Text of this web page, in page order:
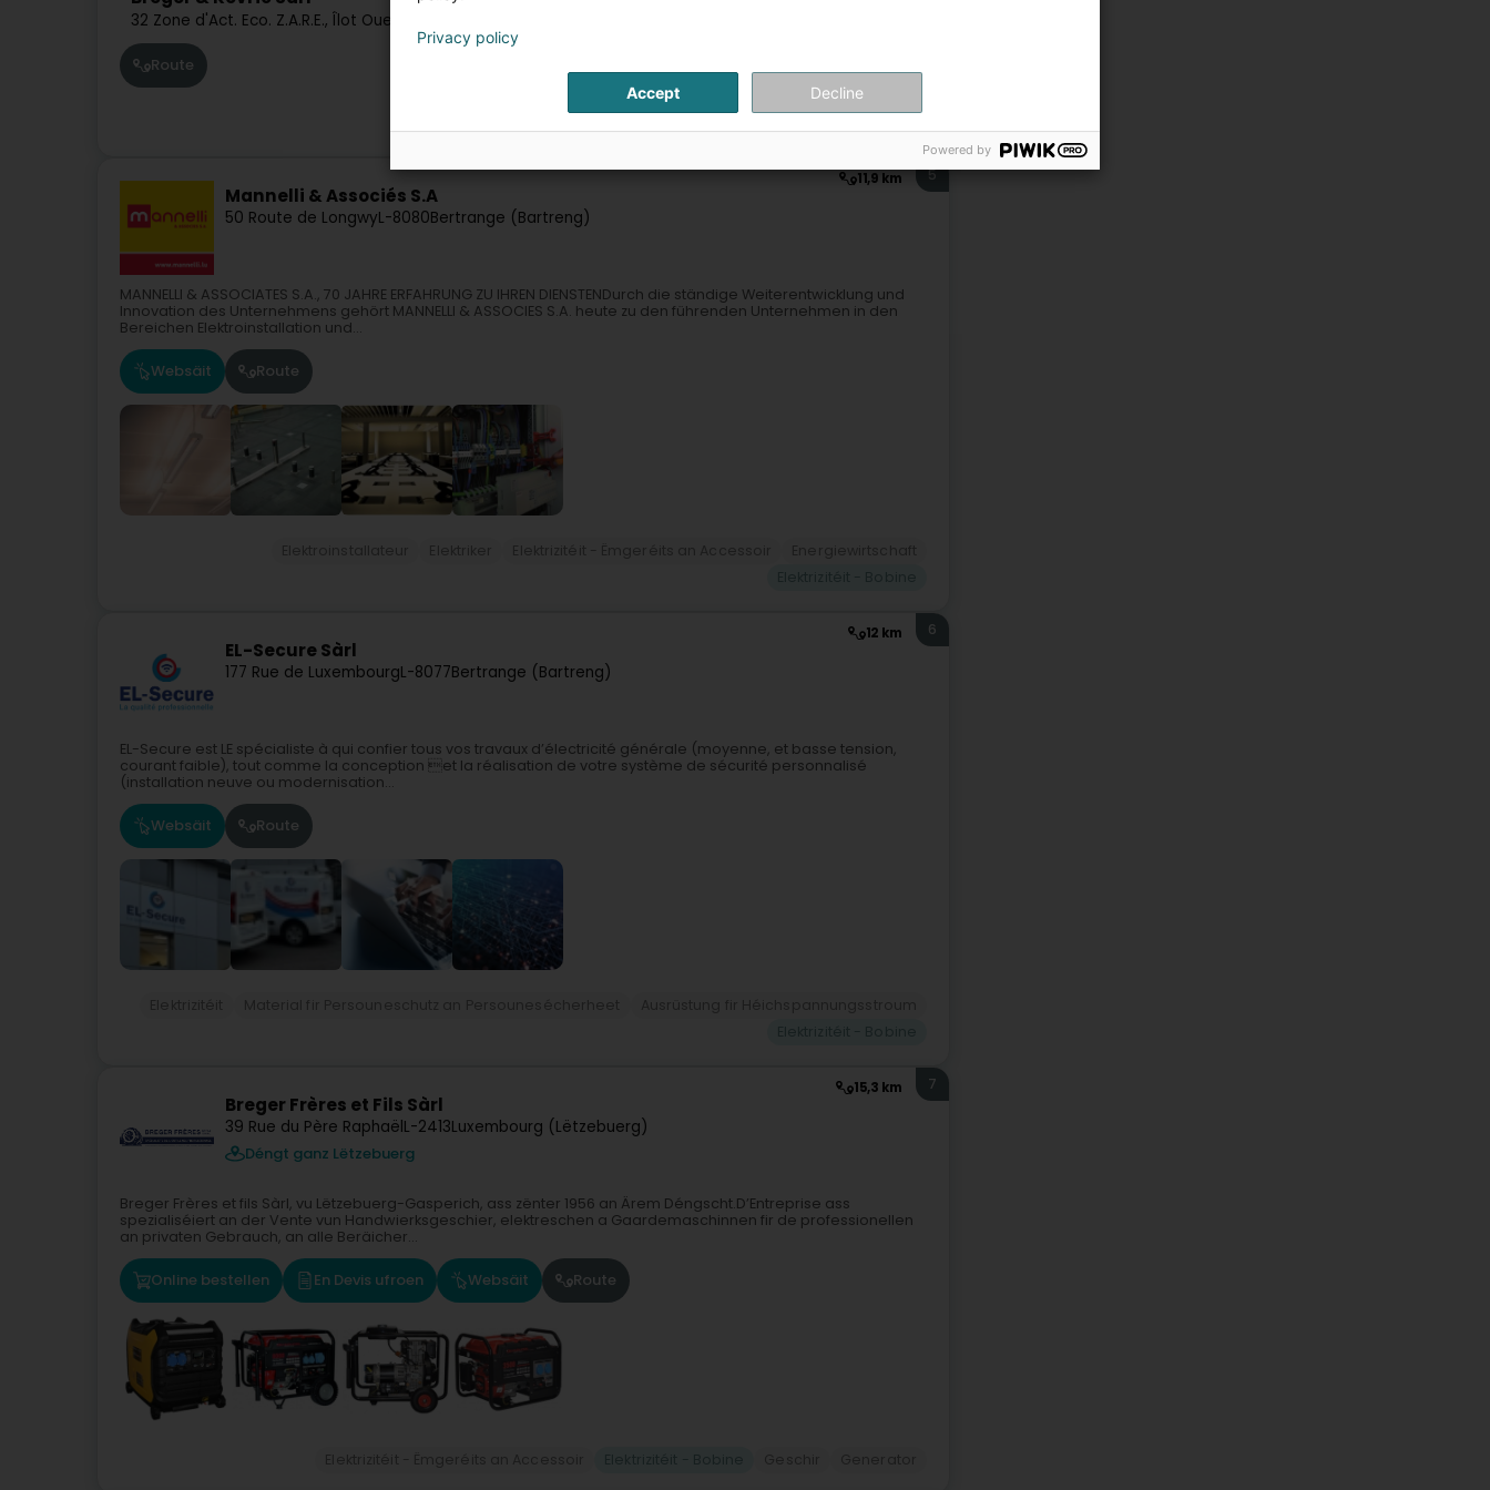
32 Zone d'Act. Eco. Z.A.R.E., Îlot Ouest
Route
11,9 km
Mannelli & Associés S.A
50 Route de LongwyL-8080Bertrange (Bartreng)
5
MANNELLI & ASSOCIATES S.A., 70 JAHRE ERFAHRUNG ZU IHREN DIENSTENDurch die ständige Weiterentwicklung und
Innovation des Unternehmens gehört MANNELLI & ASSOCIES S.A. heute zu den führenden Unternehmen in den
Bereichen Elektroinstallation und...
Websäit Route
12 km
EL-Secure Sàrl
177 Rue de LuxembourgL-8077Bertrange (Bartreng)
6
EL-Secure est LE spécialiste à qui confier tous vos travaux d’électricité générale (moyenne, et basse tension,
courant faible), tout comme la conception et la réalisation de votre système de sécurité personnalisé
(installation neuve ou modernisation...
Websäit Route
15,3 km
Breger Frères et Fils Sàrl
39 Rue du Père RaphaëlL-2413Luxembourg (Lëtzebuerg)
Déngt ganz Lëtzebuerg
7
Breger Frères et fils Sàrl, vu Lëtzebuerg-Gasperich, ass zënter 1956 an Ärem Déngscht.D’Entreprise ass
spezialiséiert an der Vente vun Handwierksgeschier, elektreschen a Gaardemaschinnen fir de professionellen
an privaten Gebrauch, an alle Beräicher...
Online bestellen En Devis ufroen Websäit Route
Privacy policy
Accept Decline
Powered by